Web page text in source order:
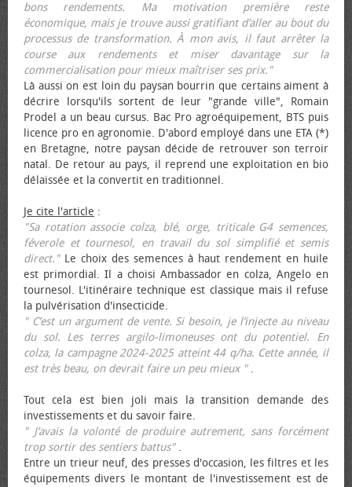
bons rendements. Ma motivation première reste
économique, mais je trouve aussi gratifiant d’aller au bout du
processus de transformation. À mon avis, il faut arrêter la
course aux rendements et miser davantage sur la
commercialisation pour mieux maîtriser ses prix."
Là aussi on est loin du paysan bourrin que certains aiment à
décrire lorsqu'ils sortent de leur "grande ville", Romain
Prodel a un beau cursus. Bac Pro agroéquipement, BTS puis
licence pro en agronomie. D'abord employé dans une ETA (*)
en Bretagne, notre paysan décide de retrouver son terroir
natal. De retour au pays, il reprend une exploitation en bio
délaissée et la convertit en traditionnel.
Je cite l'article :
"Sa rotation associe colza, blé, orge, triticale G4 semences,
féverole et tournesol, en travail du sol simplifié et semis
direct."Le choix des semences à haut rendement en huile
est primordial. Il a choisi Ambassador en colza, Angelo en
tournesol. L'itinéraire technique est classique mais il refuse
la pulvérisation d'insecticide.
" C’est un argument de vente. Si besoin, je l’injecte au niveau
du sol. Les terres argilo-limoneuses ont du potentiel. En
colza, la campagne 2024-2025 atteint 44 q/ha. Cette année, il
est très beau, on devrait faire un peu mieux ".
Tout cela est bien joli mais la transition demande des
investissements et du savoir faire.
" J’avais la volonté de produire autrement, sans forcément
trop sortir des sentiers battus".
Entre un trieur neuf, des presses d'occasion, les filtres et les
équipements divers le montant de l'investissement est de